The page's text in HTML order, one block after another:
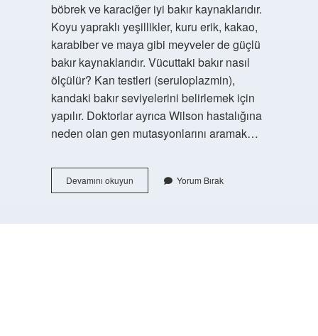
böbrek ve karaciğer iyi bakır kaynaklarıdır.
Koyu yapraklı yeşillikler, kuru erik, kakao,
karabiber ve maya gibi meyveler de güçlü
bakır kaynaklarıdır. Vücuttaki bakır nasıl
ölçülür? Kan testleri (seruloplazmin),
kandaki bakır seviyelerini belirlemek için
yapılır. Doktorlar ayrıca Wilson hastalığına
neden olan gen mutasyonlarını aramak…
Devamını okuyunFazla
Bakır
Yorum Bırak